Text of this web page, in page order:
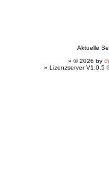
Aktuelle
» © 2026 by
» Lizenzserver V1.0.5